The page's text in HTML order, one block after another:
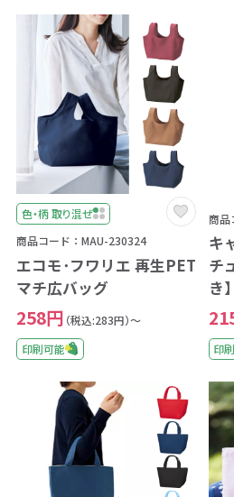
色・柄 取り混ぜ
商品コード：MAU-230324
エコモ･フワリエ 再生PET
マチ広バッグ
258円 （税込:283円）～
印刷可能
商品
キ
チ
き
印